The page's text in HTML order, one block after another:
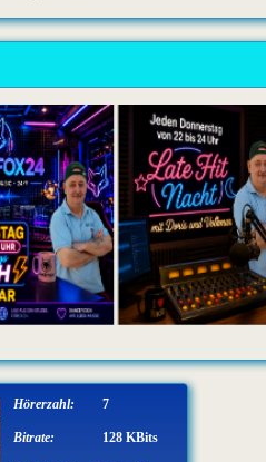
Hörerzahl: 7
Bitrate: 128 KBits